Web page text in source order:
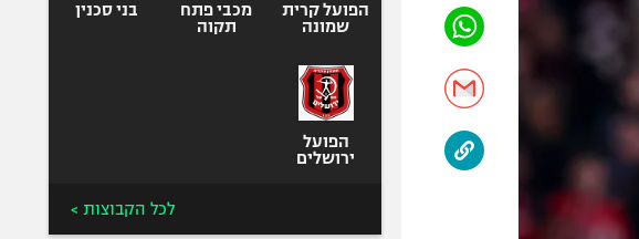
אומנויות לחימה
הפועל קרית
שמונה
מכבי פתח
תקוה
בני סכנין
הפועל
ירושלים
לכל הקבוצות >